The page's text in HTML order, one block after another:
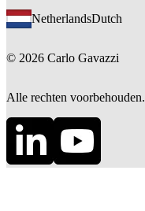
NetherlandsDutch
© 2026 Carlo Gavazzi
Alle rechten voorbehouden.